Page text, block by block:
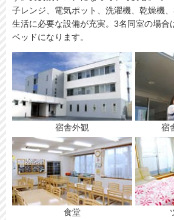
子レンジ、電気ポット、洗濯機、乾燥機
生活に必要な設備が充実。3名同室の場合
ベッドになります。
宿舎外観 宿
食堂